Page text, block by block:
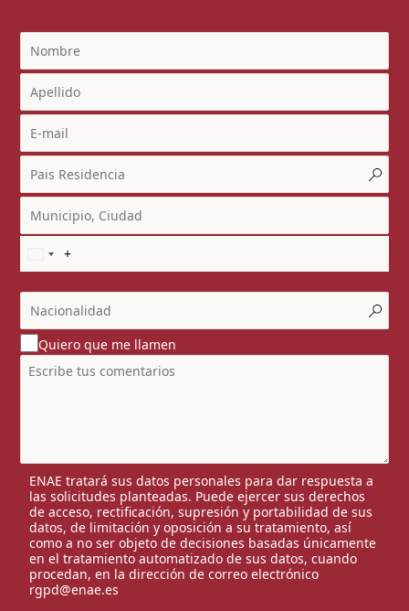
Quiero que me llamen
ENAE tratará sus datos personales para dar respuesta a
las solicitudes planteadas. Puede ejercer sus derechos
de acceso, rectificación, supresión y portabilidad de sus
datos, de limitación y oposición a su tratamiento, así
como a no ser objeto de decisiones basadas únicamente
en el tratamiento automatizado de sus datos, cuando
procedan, en la dirección de correo electrónico
rgpd@enae.es